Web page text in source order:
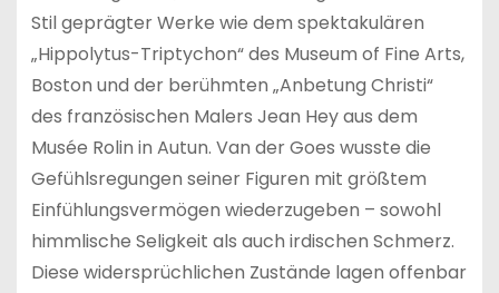
Stil geprägter Werke wie dem spektakulären
„Hippolytus-Triptychon“ des Museum of Fine Arts,
Boston und der berühmten „Anbetung Christi“
des französischen Malers Jean Hey aus dem
Musée Rolin in Autun. Van der Goes wusste die
Gefühlsregungen seiner Figuren mit größtem
Einfühlungsvermögen wiederzugeben – sowohl
himmlische Seligkeit als auch irdischen Schmerz.
Diese widersprüchlichen Zustände lagen offenbar